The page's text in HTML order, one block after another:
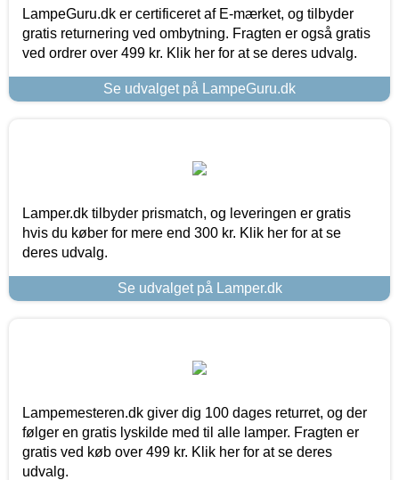
LampeGuru.dk er certificeret af E-mærket, og tilbyder
gratis returnering ved ombytning. Fragten er også gratis
ved ordrer over 499 kr. Klik her for at se deres udvalg.
Se udvalget på LampeGuru.dk
Lamper.dk tilbyder prismatch, og leveringen er gratis
hvis du køber for mere end 300 kr. Klik her for at se
deres udvalg.
Se udvalget på Lamper.dk
Lampemesteren.dk giver dig 100 dages returret, og der
følger en gratis lyskilde med til alle lamper. Fragten er
gratis ved køb over 499 kr. Klik her for at se deres
udvalg.